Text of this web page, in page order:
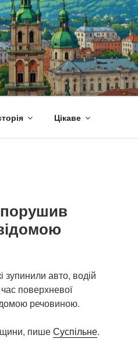
Цікаве
зупинили авто, водій
поверхневої
речовиною.
пишеСуспільне.